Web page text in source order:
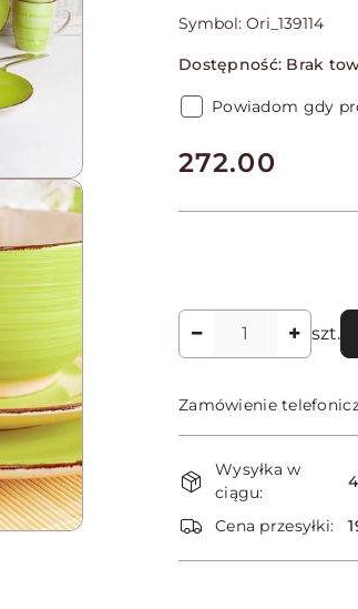
Symbol: Ori_139114
Dostępność: Brak
Powiadom gdy
cena:
272.00
Ilość
szt.
Zamówienie
Dostępność
i
dostawa
Wysyłka w
ciągu:
Cena przesyłki: